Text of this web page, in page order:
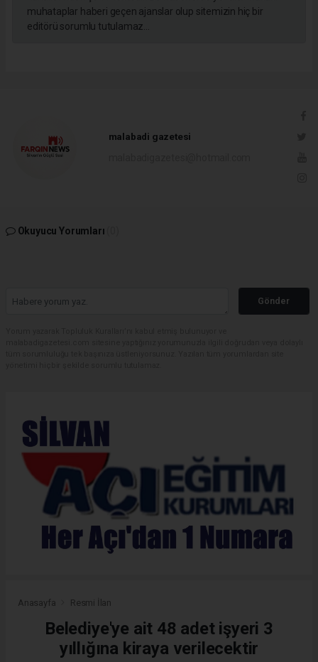
muhataplar haberi geçen ajanslar olup sitemizin hiç bir
editörü sorumlu tutulamaz...
malabadi gazetesi
Okuyucu Yorumları
Gönder
Anasayfa Resmi İlan
Belediye'ye ait 48 adet işyeri 3
yıllığına kiraya verilecektir